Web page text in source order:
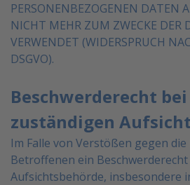
PERSONENBEZOGENEN DATEN
NICHT MEHR ZUM ZWECKE DER
VERWENDET (WIDERSPRUCH
DSGVO).
Beschwerderecht
zuständigen
Im Falle von Verstößen gegen die
Betroffenen ein
Aufsichtsbehörde, insbesondere